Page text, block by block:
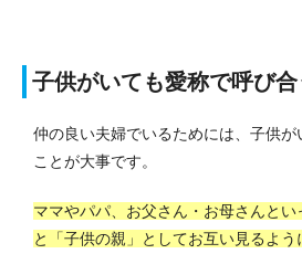
子供がいても愛称で呼び合
仲の良い夫婦でいるためには、子供が
ことが大事です。
ママやパパ、お父さん・お母さんと
と「子供の親」としてお互い見るよ